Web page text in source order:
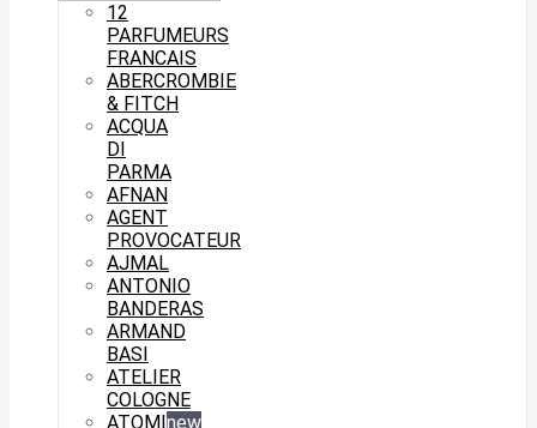
12
PARFUMEURS
FRANCAIS
ABERCROMBIE
& FITCH
ACQUA
DI
PARMA
AFNAN
AGENT
PROVOCATEUR
AJMAL
ANTONIO
BANDERAS
ARMAND
BASI
ATELIER
COLOGNE
ATOMI new